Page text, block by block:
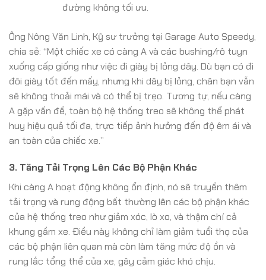
đường không tối ưu.
Ông Nông Văn Linh, Kỹ sư trưởng tại Garage Auto Speedy,
chia sẻ: “Một chiếc xe có càng A và các bushing/rô tuyn
xuống cấp giống như việc đi giày bị lỏng dây. Dù bạn có đi
đôi giày tốt đến mấy, nhưng khi dây bị lỏng, chân bạn vẫn
sẽ không thoải mái và có thể bị trẹo. Tương tự, nếu càng
A gặp vấn đề, toàn bộ hệ thống treo sẽ không thể phát
huy hiệu quả tối đa, trực tiếp ảnh hưởng đến độ êm ái và
an toàn của chiếc xe.”
3. Tăng Tải Trọng Lên Các Bộ Phận Khác
Khi càng A hoạt động không ổn định, nó sẽ truyền thêm
tải trọng và rung động bất thường lên các bộ phận khác
của hệ thống treo như giảm xóc, lò xo, và thậm chí cả
khung gầm xe. Điều này không chỉ làm giảm tuổi thọ của
các bộ phận liên quan mà còn làm tăng mức độ ồn và
rung lắc tổng thể của xe, gây cảm giác khó chịu.